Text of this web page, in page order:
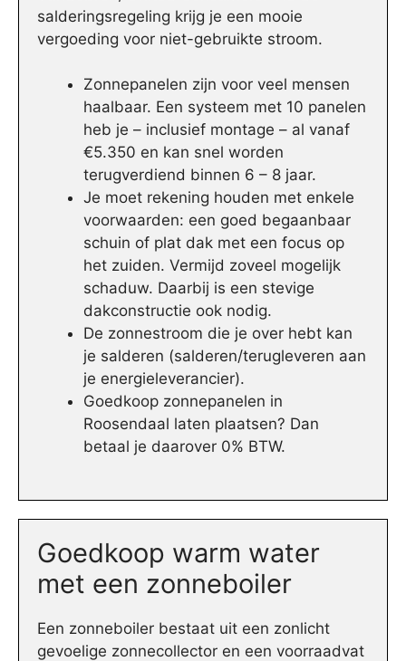
salderingsregeling krijg je een mooie
vergoeding voor niet-gebruikte stroom.
Zonnepanelen zijn voor veel mensen
haalbaar. Een systeem met 10 panelen
heb je – inclusief montage – al vanaf
€5.350 en kan snel worden
terugverdiend binnen 6 – 8 jaar.
Je moet rekening houden met enkele
voorwaarden: een goed begaanbaar
schuin of plat dak met een focus op
het zuiden. Vermijd zoveel mogelijk
schaduw. Daarbij is een stevige
dakconstructie ook nodig.
De zonnestroom die je over hebt kan
je salderen (salderen/terugleveren aan
je energieleverancier).
Goedkoop zonnepanelen in
Roosendaal laten plaatsen? Dan
betaal je daarover 0% BTW.
Goedkoop warm water
met een zonneboiler
Een zonneboiler bestaat uit een zonlicht
gevoelige zonnecollector en een voorraadvat